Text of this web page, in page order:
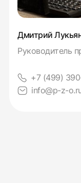
Дмитрий
Руководитель
+7 (499)
info@p-z-